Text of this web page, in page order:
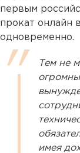
первым
прокат онлайн
одновременно.
Тем не
имея